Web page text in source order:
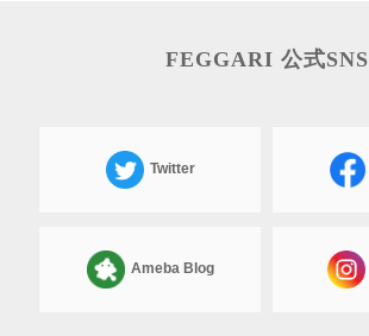
FEGGARI 公式SNS
Twitter
Ameba Blog